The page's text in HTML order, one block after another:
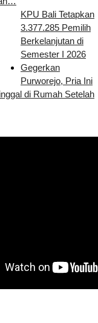
KPU Bali Tetapkan
3.377.285 Pemilih
Berkelanjutan di
Semester I 2026
Gegerkan
Purworejo, Pria Ini
di Rumah Setelah